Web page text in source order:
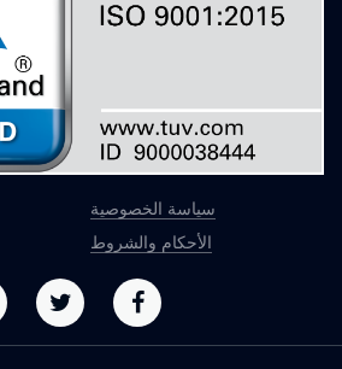
سياسة الخصوصية
الأحكام والشروط